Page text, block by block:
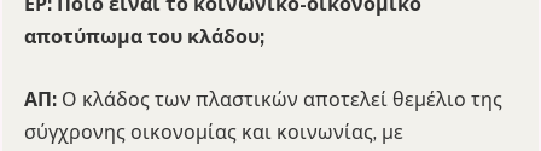
αποτύπωμα του κλάδου;
ΑΠ: Ο κλάδος των πλαστικών αποτελεί θεμέλιο της
σύγχρονης οικονομίας και κοινωνίας, με